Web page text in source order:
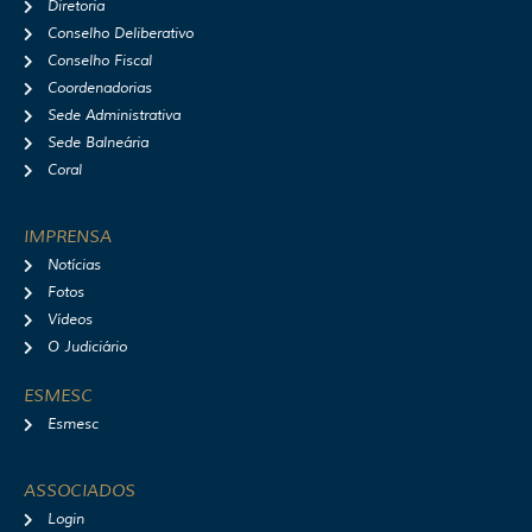
Diretoria
Conselho Deliberativo
Conselho Fiscal
Coordenadorias
Sede Administrativa
Sede Balneária
Coral
IMPRENSA
Notícias
Fotos
Vídeos
O Judiciário
ESMESC
Esmesc
ASSOCIADOS
Login